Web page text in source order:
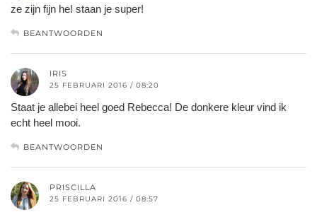
ze zijn fijn he! staan je super!
BEANTWOORDEN
IRIS
25 FEBRUARI 2016 / 08:20
Staat je allebei heel goed Rebecca! De donkere kleur vind ik
echt heel mooi.
BEANTWOORDEN
PRISCILLA
25 FEBRUARI 2016 / 08:57